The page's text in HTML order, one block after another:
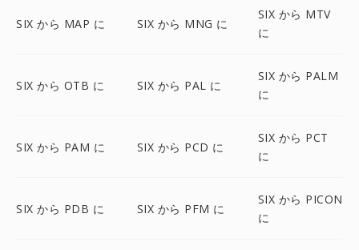
SIX から MAP に SIX から MNG に
SIX から MTV
に
SIX から OTB に SIX から PAL に
SIX から PALM
に
SIX から PAM に SIX から PCD に
SIX から PCT
に
SIX から PDB に SIX から PFM に
SIX から PICON
に